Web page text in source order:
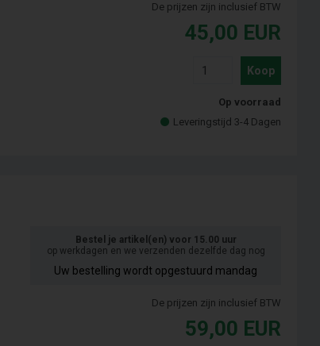
De prijzen zijn inclusief BTW
45,00 EUR
Koop
Op voorraad
Leveringstijd 3-4 Dagen
Bestel je artikel(en) voor 15.00 uur
op werkdagen en we verzenden dezelfde dag nog
Uw bestelling wordt opgestuurd mandag
De prijzen zijn inclusief BTW
59,00 EUR